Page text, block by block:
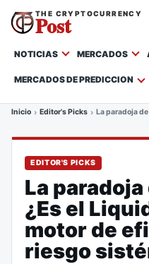
THE CRYPTOCURRENCY
Post
NOTICIAS MERCADOS
MERCADOS DE PREDICCION
Inicio Editor's Picks La paradoja
EDITOR'S PICKS
La
¿Es el
motor de
riesgo